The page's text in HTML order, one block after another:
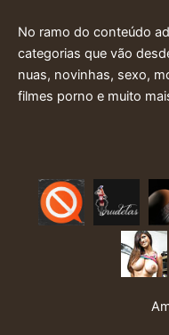
No ramo do conteúdo
categorias que vão
nuas, novinhas, sexo,
filmes porno e muito